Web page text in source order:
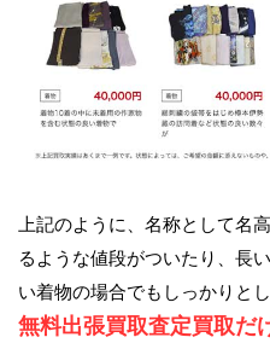
上記のように、名称として名
るような値段がついたり、長
い着物の場合でもしっかりと
無料出張買取査定買取だ